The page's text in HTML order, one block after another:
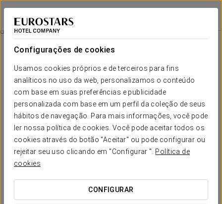
Configurações de cookies
Usamos cookies próprios e de terceiros para fins
analíticos no uso da web, personalizamos o conteúdo
com base em suas preferências e publicidade
personalizada com base em um perfil da coleção de seus
hábitos de navegação. Para mais informações, você pode
ler nossa política de cookies. Você pode aceitar todos os
cookies através do botão "Aceitar" ou pode configurar ou
rejeitar seu uso clicando em "Configurar ". Política de
cookies
CONFIGURAR
Grand Hotel Union Eurostars
LIUBLIANA
Experiência Romântica
45 €
Experiência romântica
Apetecia-vos desligar juntos? Aproveitem esta escapadinha
para relaxar, desfrutar de tempo a dois e recarregar energias